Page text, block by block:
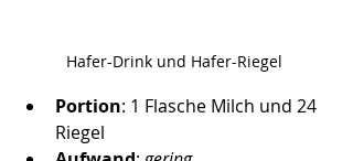
Hafer-Drink und Hafer-Riegel
Portion: 1 Flasche Milch und 24
Riegel